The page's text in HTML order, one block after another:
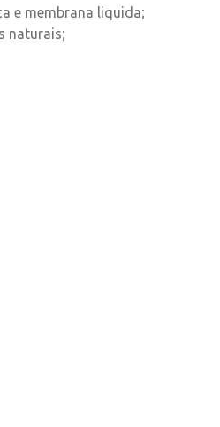
e membrana liquida;
naturais;